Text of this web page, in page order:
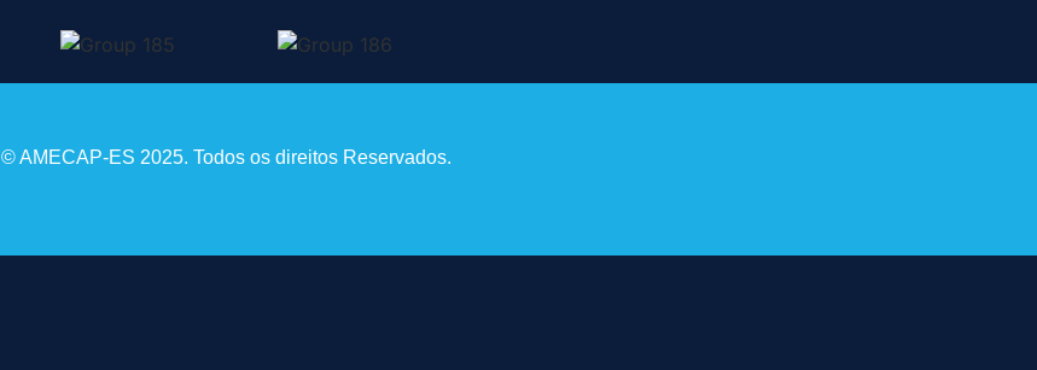
© AMECAP-ES 2025. Todos os direitos Reservados.